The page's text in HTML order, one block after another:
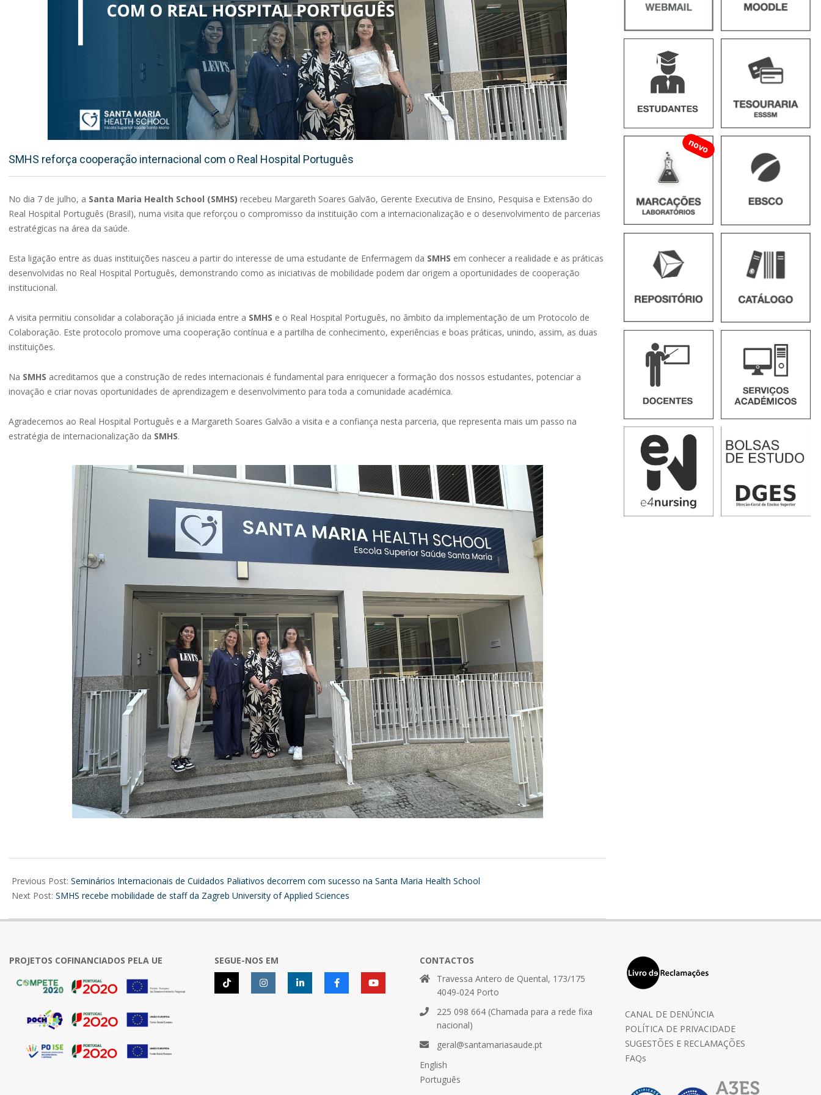
SMHS reforça cooperação internacional com o Real Hospital Português
No dia 7 de julho, a Santa Maria Health School (SMHS) recebeu Margareth Soares Galvão, Gerente Executiva de Ensino, Pesquisa e Extensão do
Real Hospital Português (Brasil), numa visita que reforçou o compromisso da instituição com a internacionalização e o desenvolvimento de parcerias
estratégicas na área da saúde.
Esta ligação entre as duas instituições nasceu a partir do interesse de uma estudante de Enfermagem da SMHS em conhecer a realidade e as práticas
desenvolvidas no Real Hospital Português, demonstrando como as iniciativas de mobilidade podem dar origem a oportunidades de cooperação
institucional.
A visita permitiu consolidar a colaboração já iniciada entre a SMHS e o Real Hospital Português, no âmbito da implementação de um Protocolo de
Colaboração. Este protocolo promove uma cooperação contínua e a partilha de conhecimento, experiências e boas práticas, unindo, assim, as duas
instituições.
Na SMHS acreditamos que a construção de redes internacionais é fundamental para enriquecer a formação dos nossos estudantes, potenciar a
inovação e criar novas oportunidades de aprendizagem e desenvolvimento para toda a comunidade académica.
Agradecemos ao Real Hospital Português e a Margareth Soares Galvão a visita e a confiança nesta parceria, que representa mais um passo na
estratégia de internacionalização da SMHS.
07-
07
Previous Post: Seminários Internacionais de Cuidados Paliativos decorrem com sucesso na Santa Maria Health School
Next Post: SMHS recebe mobilidade de staff da Zagreb University of Applied Sciences
novo
PROJETOS COFINANCIADOS PELA UE SEGUE-NOS EM
CONTACTOS
Travessa Antero de Quental, 173/175
4049-024 Porto
225 098 664 (Chamada para a rede fixa
nacional)
geral@santamariasaude.pt
English
Português
CANAL DE DENÚNCIA
POLÍTICA DE PRIVACIDADE
SUGESTÕES E RECLAMAÇÕES
FAQs